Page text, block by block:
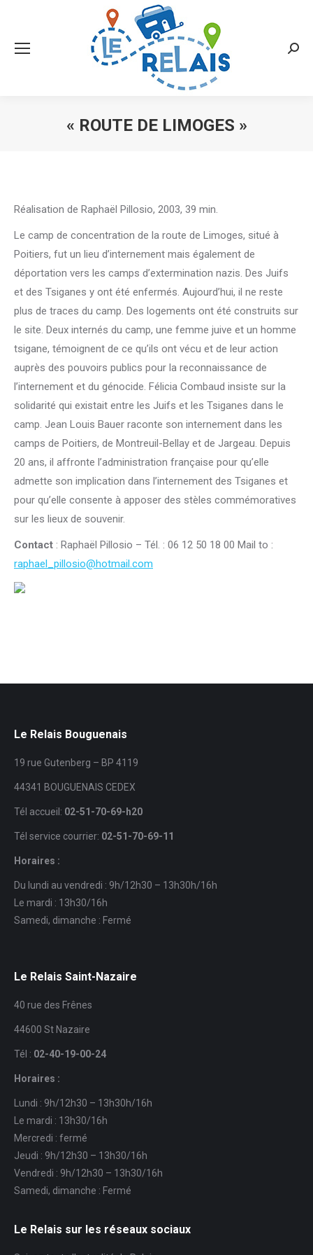
« ROUTE DE LIMOGES »
Réalisation de Raphaël Pillosio, 2003, 39 min.
Le camp de concentration de la route de Limoges, situé à
Poitiers, fut un lieu d’internement mais également de
déportation vers les camps d’extermination nazis. Des Juifs
et des Tsiganes y ont été enfermés. Aujourd’hui, il ne reste
plus de traces du camp. Des logements ont été construits sur
le site. Deux internés du camp, une femme juive et un homme
tsigane, témoignent de ce qu’ils ont vécu et de leur action
auprès des pouvoirs publics pour la reconnaissance de
l’internement et du génocide. Félicia Combaud insiste sur la
solidarité qui existait entre les Juifs et les Tsiganes dans le
camp. Jean Louis Bauer raconte son internement dans les
camps de Poitiers, de Montreuil-Bellay et de Jargeau. Depuis
20 ans, il affronte l’administration française pour qu’elle
admette son implication dans l’internement des Tsiganes et
pour qu’elle consente à apposer des stèles commémoratives
sur les lieux de souvenir.
Contact : Raphaël Pillosio – Tél. : 06 12 50 18 00 Mail to :
raphael_pillosio@hotmail.com
Le Relais Bouguenais
19 rue Gutenberg – BP 4119
44341 BOUGUENAIS CEDEX
Tél accueil: 02-51-70-69-h20
Tél service courrier: 02-51-70-69-11
Horaires :
Du lundi au vendredi : 9h/12h30 – 13h30h/16h
Le mardi : 13h30/16h
Samedi, dimanche : Fermé
Le Relais Saint-Nazaire
40 rue des Frênes
44600 St Nazaire
Tél : 02-40-19-00-24
Horaires :
Lundi : 9h/12h30 – 13h30h/16h
Le mardi : 13h30/16h
Mercredi : fermé
Jeudi : 9h/12h30 – 13h30/16h
Vendredi : 9h/12h30 – 13h30/16h
Samedi, dimanche : Fermé
Le Relais sur les réseaux sociaux